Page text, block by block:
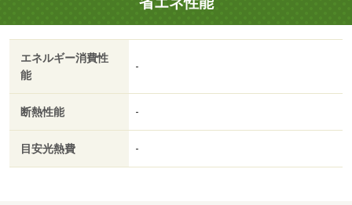
エネルギー消費性
能
-
断熱性能 -
目安光熱費 -